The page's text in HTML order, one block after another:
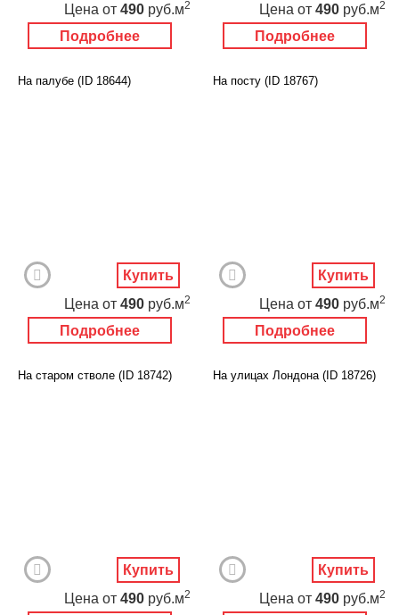
Подробнее
Цена от 490 руб.м2
Подробнее
Цена от 490 руб.м2
На палубе (ID 18644)
Подробнее
Цена от 490 руб.м2
Купить
На посту (ID 18767)
Подробнее
Цена от 490 руб.м2
Купить
На старом стволе (ID 18742)
Цена от 490 руб.м2
Купить
На улицах Лондона (ID 18726)
Цена от 490 руб.м2
Купить